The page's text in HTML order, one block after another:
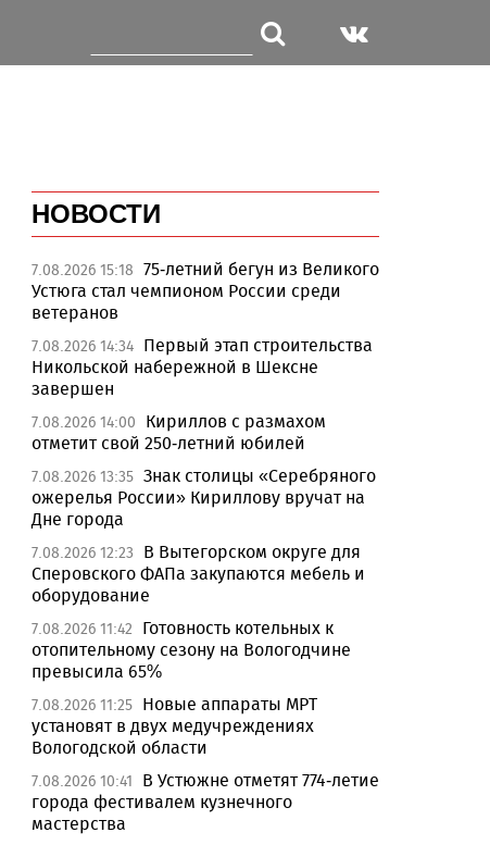
НОВОСТИ
7.08.2026 15:18 75-летний бегун из Великого
Устюга стал чемпионом России среди
ветеранов
7.08.2026 14:34 Первый этап строительства
Никольской набережной в Шексне
завершен
7.08.2026 14:00
Кириллов с размахом
отметит свой 250-летний юбилей
7.08.2026 13:35 Знак столицы «Серебряного
ожерелья России» Кириллову вручат на
Дне города
7.08.2026 12:23
В Вытегорском округе для
Сперовского ФАПа закупаются мебель и
оборудование
7.08.2026 11:42
Готовность котельных к
отопительному сезону на Вологодчине
превысила 65%
7.08.2026 11:25 Новые аппараты МРТ
установят в двух медучреждениях
Вологодской области
7.08.2026 10:41
В Устюжне отметят 774-летие
города фестивалем кузнечного
мастерства